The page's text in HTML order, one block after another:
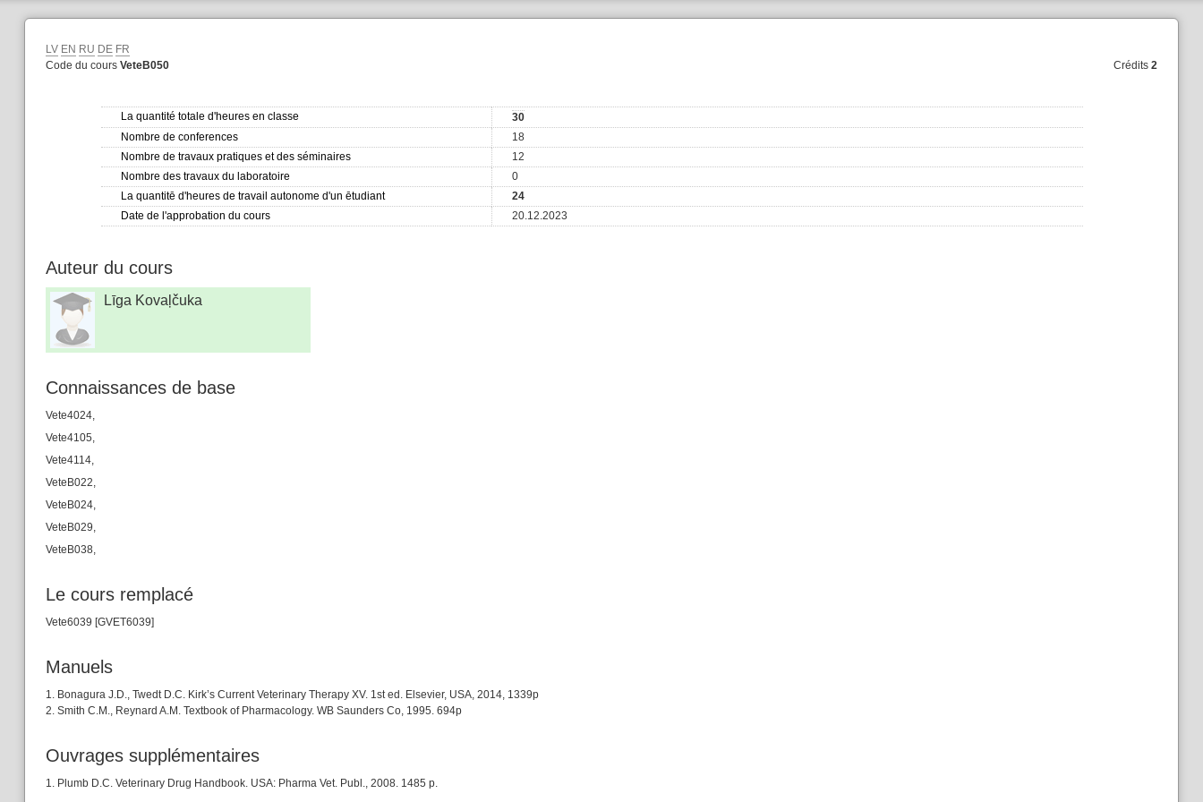
LV EN RU DE FR
Code du cours VeteB050 Crédits2
La quantité totale d'heures en classe
30
Nombre de conferences
18
Nombre de travaux pratiques et des séminaires
12
Nombre des travaux du laboratoire
0
La quantitē d'heures de travail autonome d'un ētudiant
24
Date de l'approbation du cours
20.12.2023
Auteur du cours
Līga Kovaļčuka
Connaissances de base
Vete4024,
Vete4105,
Vete4114,
VeteB022,
VeteB024,
VeteB029,
VeteB038,
Le cours remplacé
Vete6039 [GVET6039]
Manuels
1. Bonagura J.D., Twedt D.C. Kirk’s Current Veterinary Therapy XV. 1st ed. Elsevier, USA, 2014, 1339p
2. Smith C.M., Reynard A.M. Textbook of Pharmacology. WB Saunders Co, 1995. 694p
Ouvrages supplémentaires
1. Plumb D.C. Veterinary Drug Handbook. USA: Pharma Vet. Publ., 2008. 1485 p.